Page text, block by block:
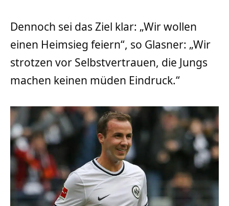
Dennoch sei das Ziel klar: „Wir wollen
einen Heimsieg feiern“, so Glasner: „Wir
strotzen vor Selbstvertrauen, die Jungs
machen keinen müden Eindruck.“